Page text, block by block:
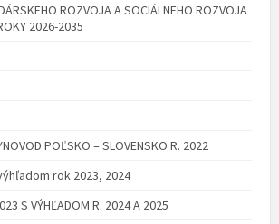
ROZVOJA A SOCIÁLNEHO ROZVOJA
2026-2035
POĽSKO – SLOVENSKO R. 2022
rok 2023, 2024
S VÝHĽADOM R. 2024 A 2025